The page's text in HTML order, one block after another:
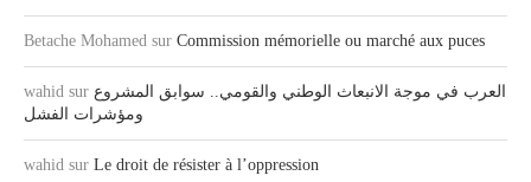
Betache Mohamed sur Commission mémorielle ou marché aux puces
wahid sur العرب في موجة الانبعاث الوطني والقومي.. سوابق المشروع
ومؤشرات الفشل
wahid sur Le droit de résister à l’oppression